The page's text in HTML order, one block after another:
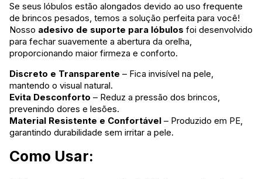
Se seus lóbulos estão alongados devido ao uso frequente
de brincos pesados, temos a solução perfeita para você!
Nosso adesivo de suporte para lóbulos foi desenvolvido
para fechar suavemente a abertura da orelha,
proporcionando maior firmeza e conforto.
Discreto e Transparente – Fica invisível na pele,
mantendo o visual natural.
Evita Desconforto – Reduz a pressão dos brincos,
prevenindo dores e lesões.
Material Resistente e Confortável – Produzido em PE,
garantindo durabilidade sem irritar a pele.
Como Usar: